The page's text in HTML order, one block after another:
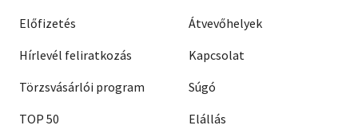
Előfizetés
Hírlevél feliratkozás
Törzsvásárlói program
TOP 50
Átvevőhelyek
Kapcsolat
Súgó
Elállás